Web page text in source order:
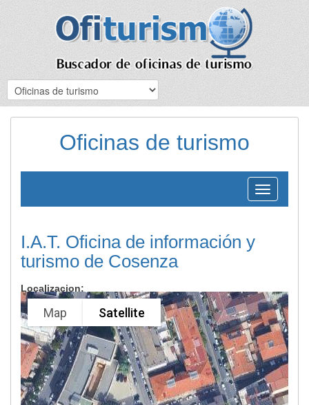
Oficinas de turismo
Toggle
navigation
I.A.T. Oficina de información y
turismo de Cosenza
Localizacion:
Map Satellite